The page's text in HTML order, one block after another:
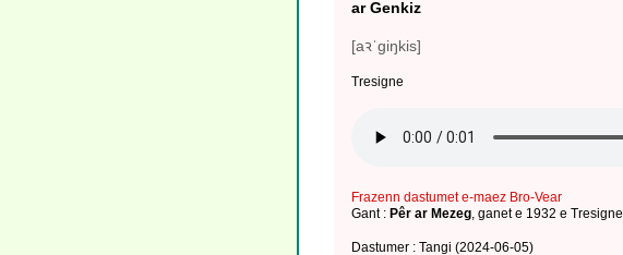
ar Genkiz
[aꝛˈgiŋkis]
Tresigne
Frazenn dastumet e-maez Bro-Vear
Gant : Pêr ar Mezeg ganet e 1932 e Tresigne
Dastumer : Tangi (2024-06-05)